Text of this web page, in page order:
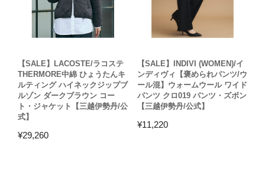
【SALE】LACOSTE/ラコステ
THERMORE中綿 ひょうたんキ
ルティング ハイネックジップブ
ルゾン ダークブラウン コー
ト・ジャケット【三越伊勢丹/公
式】
¥29,260
【SALE】INDIVI (WOMEN)/イ
ンディヴィ【褒められパンツ/ウ
ール混】ウォームウール ワイド
パンツ クロ019 パンツ・ズボン
【三越伊勢丹/公式】
¥11,220